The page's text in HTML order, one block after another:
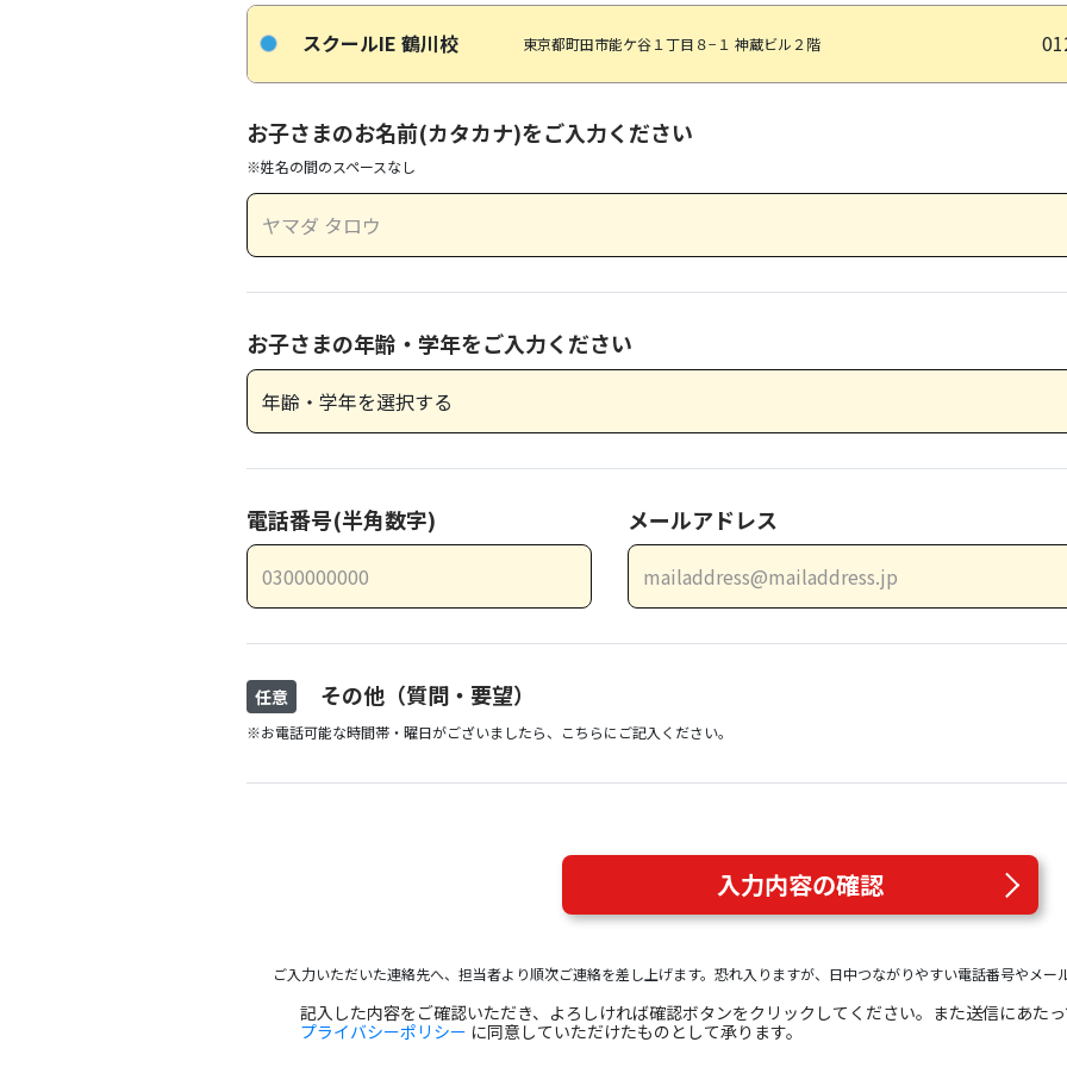
スクールIE 鶴川校 東京都町田市能ケ谷１丁目８−１ 神蔵ビル２階
お子さまのお名前(カタカナ)をご入力ください
※姓名の間のスペースなし
お子さまの年齢・学年をご入力ください
電話番号(半角数字) メールアドレス
任意 その他（質問・要望）
※お電話可能な時間帯・曜日がございましたら、こちらにご記入ください。
入力内容の確認
ご入力いただいた連絡先へ、担当者より順次ご連絡を差し上げます。恐れ入りますが、日中つながりやすい電話番号やメー
記入した内容をご確認いただき、よろしければ確認ボタンをクリックしてください。また送信にあた
プライバシーポリシー に同意していただけたものとして承ります。